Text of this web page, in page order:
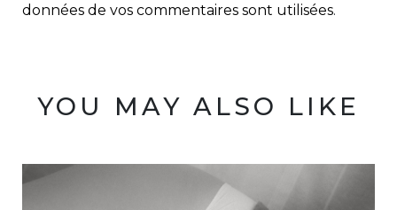
données de vos commentaires sont utilisées.
YOU MAY ALSO LIKE